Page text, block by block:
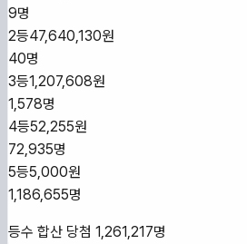
9명
2등47,640,130원
40명
3등1,207,608원
1,578명
4등52,255원
72,935명
5등5,000원
1,186,655명
등수 합산 당첨 1,261,217명